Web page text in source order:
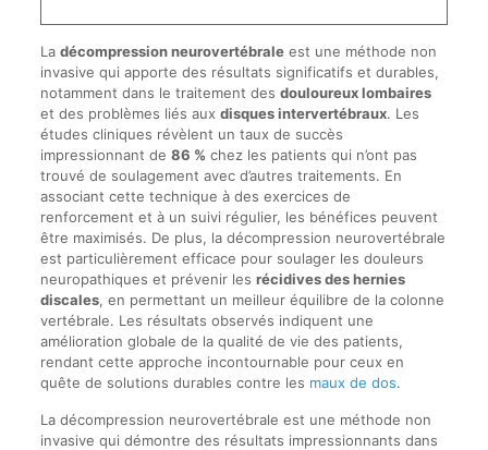
La décompression neurovertébraleest une méthode non
invasive qui apporte des résultats significatifs et durables,
notamment dans le traitement des douloureux lombaires
et des problèmes liés aux disques intervertébraux. Les
études cliniques révèlent un taux de succès
impressionnant de 86 % chez les patients qui n’ont pas
trouvé de soulagement avec d’autres traitements. En
associant cette technique à des exercices de
renforcement et à un suivi régulier, les bénéfices peuvent
être maximisés. De plus, la décompression neurovertébrale
est particulièrement efficace pour soulager les douleurs
neuropathiques et prévenir les récidives des hernies
discales, en permettant un meilleur équilibre de la colonne
vertébrale. Les résultats observés indiquent une
amélioration globale de la qualité de vie des patients,
rendant cette approche incontournable pour ceux en
quête de solutions durables contre les maux de dos.
La décompression neurovertébrale est une méthode non
invasive qui démontre des résultats impressionnants dans